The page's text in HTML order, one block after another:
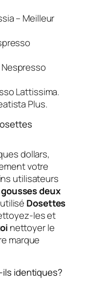
– Meilleur
Lattissima.
Plus.
dollars,
votre
utilisateurs
gousses deux
Dosettes
les et
nettoyer le
marque
identiques?